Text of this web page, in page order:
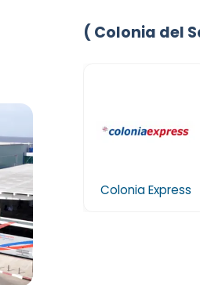
( Colonia del
Colonia Express